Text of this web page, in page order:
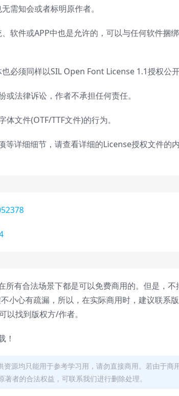
需知会或者标明原作者。
软件或APP中也是允许的，可以与任何软件捆
须同样以SIL Open Font License 1.1授权公开
法律诉讼，作者不承担任何责任。
文件(OTF/TTF文件)的行为。
等详细细节，请查看详细的License授权文件的内
有合法场景下都是可以免费商用的。但是，不
小心有疏漏，所以，在实际商用时，建议联系
以找到版权方/作者。
！
源均只能用于参考学习用，请勿直接商用。若由于商
者的合法权益，可联系我们进行删除处理。